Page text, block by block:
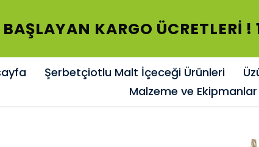
KARGO ÜCRETLERİ !
Şerbetçiotlu Malt İçeceği Ürünleri
Malzeme ve Ekipmanlar